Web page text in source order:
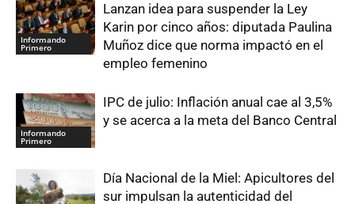
Informando
Primero
Lanzan idea para suspender la Ley
Karin por cinco años: diputada Paulina
Muñoz dice que norma impactó en el
empleo femenino
Informando
Primero
IPC de julio: Inflación anual cae al 3,5%
y se acerca a la meta del Banco Central
Día Nacional de la Miel: Apicultores del
sur impulsan la autenticidad del